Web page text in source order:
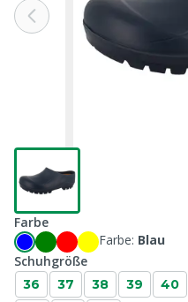
Farbe
Farbe: Blau
Schuhgröße
36 37 38 39 40